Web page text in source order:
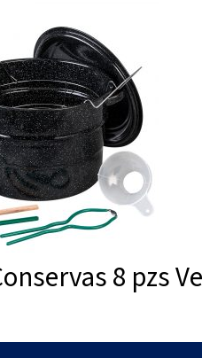
8 pzs